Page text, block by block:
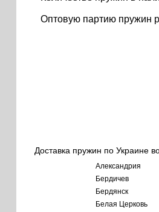
Оптовую партию пружин
Доставка пружин по Украине
Александрия
Бердичев
Бердянск
Белая Церковь